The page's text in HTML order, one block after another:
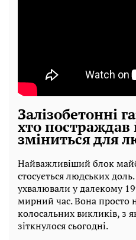
Залізобетонні
хто постраждав
зміниться для
Найважливіший блок
стосується людських
ухвалювали у далекому
мирний час. Вона просто
колосальних викликів, з
зіткнулося сьогодні.